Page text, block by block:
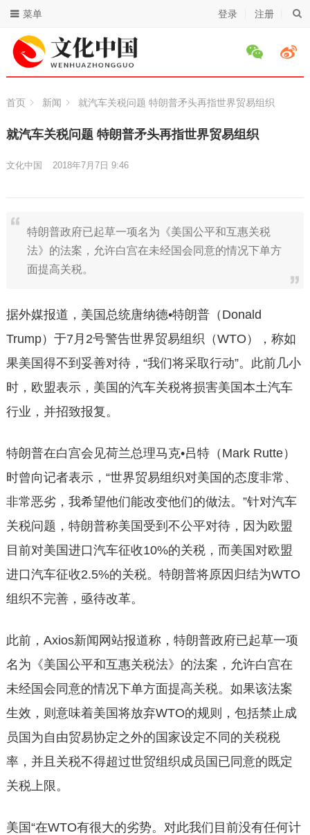
登录 注册
菜单
首页 新闻 就汽车关税问题 特朗普矛头再指世界贸易组织
就汽车关税问题 特朗普矛头再指世界贸易组织
文化中国 2018年7月7日 9:46
特朗普政府已起草一项名为《美国公平和互惠关税
法》的法案，允许白宫在未经国会同意的情况下单方
面提高关税。
据外媒报道，美国总统唐纳德•特朗普（Donald
Trump）于7月2号警告世界贸易组织（WTO），称如
果美国得不到妥善对待，“我们将采取行动”。此前几小
时，欧盟表示，美国的汽车关税将损害美国本土汽车
行业，并招致报复。
特朗普在白宫会见荷兰总理马克•吕特（Mark Rutte）
时曾向记者表示，“世界贸易组织对美国的态度非常、
非常恶劣，我希望他们能改变他们的做法。”针对汽车
关税问题，特朗普称美国受到不公平对待，因为欧盟
目前对美国进口汽车征收10%的关税，而美国对欧盟
进口汽车征收2.5%的关税。特朗普将原因归结为WTO
组织不完善，亟待改革。
此前，Axios新闻网站报道称，特朗普政府已起草一项
名为《美国公平和互惠关税法》的法案，允许白宫在
未经国会同意的情况下单方面提高关税。如果该法案
生效，则意味着美国将放弃WTO的规则，包括禁止成
员国为自由贸易协定之外的国家设定不同的关税税
率，并且关税不得超过世贸组织成员国已同意的既定
关税上限。
美国“在WTO有很大的劣势。对此我们目前没有任何计